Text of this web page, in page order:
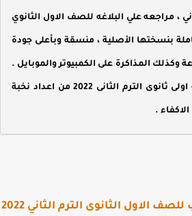
، مراجعه علي البلاغه للصف الاول الثانوي
بنسختها الأصلية ، منسقة وبأعلى جودة
المذاكرة على الكمبيوتر والموبايل .
مراجعة بلاغة اولى ثانوى الترم الثانى 2022 من اعداد نخبة
.
الثانوى الترم الثاني 2022